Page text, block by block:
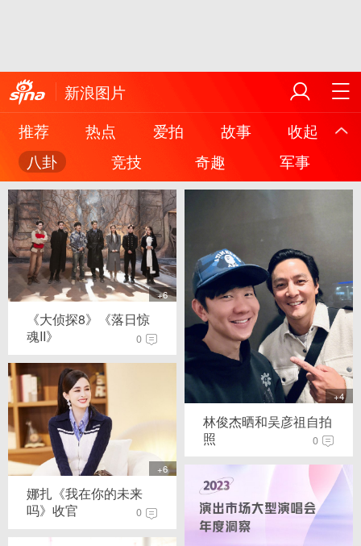
新浪图片
推荐
热点 爱拍 故事
收起
八卦
竞技 奇趣 军事
+6
《大侦探8》《落日惊
魂II》
0
+6
娜扎《我在你的未来
吗》收官
0
+4
林俊杰晒和吴彦祖自拍
照
0